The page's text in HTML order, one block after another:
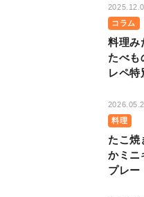
コラム
料理み
たべも
レペ特
料理
たこ焼
かミニ
プレー